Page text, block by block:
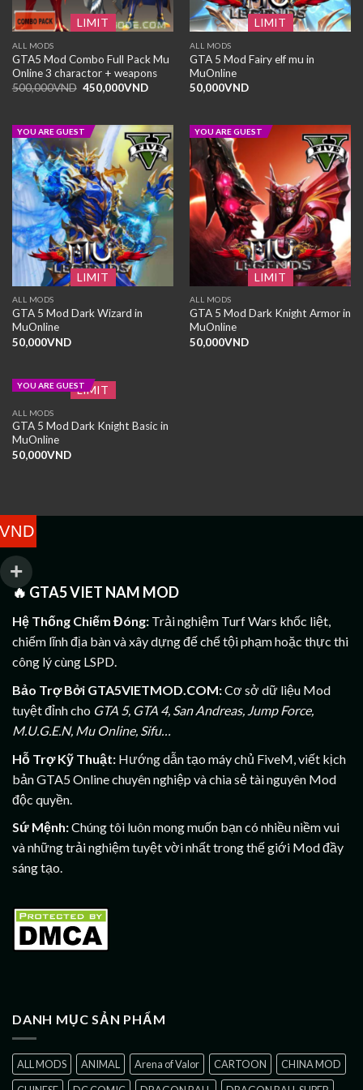
LIMIT
ALL MODS
GTA5 Mod Combo Full Pack Mu
Online 3 charactor + weapons
500,000VND Giá
450,000VNDGiá
450,000VND.
LIMIT
ALL MODS
GTA 5 Mod Fairy elf mu in
MuOnline
50,000VND
LIMIT
YOU ARE GUEST
ALL MODS
GTA 5 Mod Dark Wizard in
MuOnline
50,000VND
LIMIT
YOU ARE GUEST
ALL MODS
GTA 5 Mod Dark Knight Armor in
MuOnline
50,000VND
LIMIT
YOU ARE GUEST
ALL MODS
GTA 5 Mod Dark Knight Basic in
MuOnline
50,000VND
🔥 GTA5 VIET NAM MOD
Hệ Thống Chiếm Đóng: Trải nghiệm Turf Wars khốc liệt,
chiếm lĩnh địa bàn và xây dựng đế chế tội phạm hoặc thực thi
công lý cùng LSPD.
Bảo Trợ Bởi GTA5VIETMOD.COM:Cơ sở dữ liệu Mod
tuyệt đỉnh cho GTA 5, GTA 4, San Andreas, Jump Force,
M.U.G.E.N, Mu Online, Sifu…
Hỗ Trợ Kỹ Thuật: Hướng dẫn tạo máy chủ FiveM, viết kịch
bản GTA5 Online chuyên nghiệp và chia sẻ tài nguyên Mod
độc quyền.
Sứ Mệnh:Chúng tôi luôn mong muốn bạn có nhiều niềm vui
và những trải nghiệm tuyệt vời nhất trong thế giới Mod đầy
sáng tạo.
DANH MỤC SẢN PHẨM
ALL MODS ANIMAL Arena of Valor CARTOON
CHINA MOD
VND